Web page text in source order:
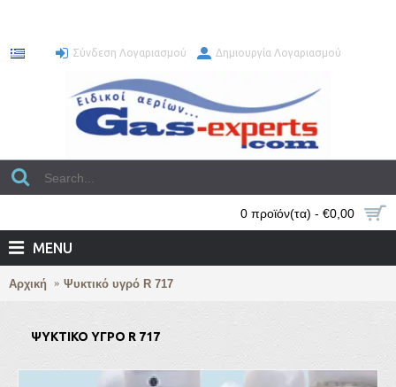
Σύνδεση Λογαριασμού Δημιουργία Λογαριασμού
0 προϊόν(τα) - €0,00
MENU
Αρχική Ψυκτικό υγρό R 717
ΨΥΚΤΙΚΌ ΥΓΡΌ R 717